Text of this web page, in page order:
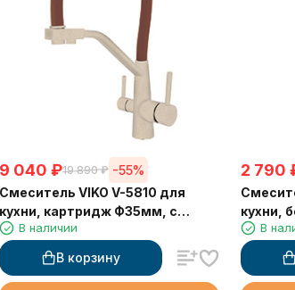
9 040 ₽19 890 ₽ -55%
Смеситель VIKO V-5810 для
кухни, картридж Ф35мм, с
гибким коричневым изливом,
под фильтр, бежевый
В наличии
В корзину
2 790
кухни,
В